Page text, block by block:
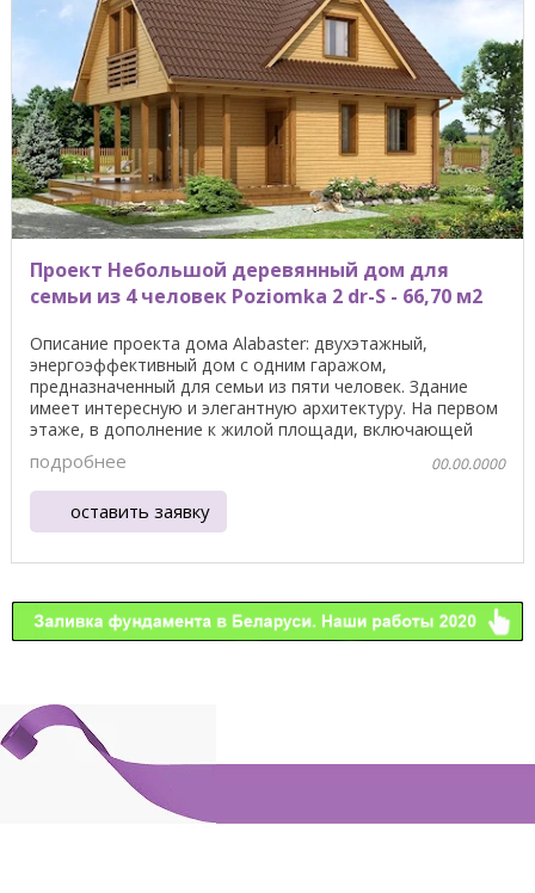
Проект Небольшой деревянный дом для
семьи из 4 человек Poziomka 2 dr-S - 66,70 м2
Описание проекта дома Alabaster: двухэтажный,
энергоэффективный дом с одним гаражом,
предназначенный для семьи из пяти человек. Здание
имеет интересную и элегантную архитектуру. На первом
этаже, в дополнение к жилой площади, включающей
гостиную, ...
подробнее 00.00.0000
оставить заявку